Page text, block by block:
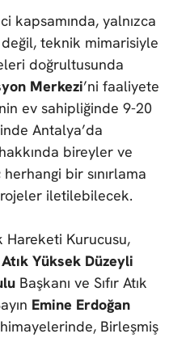
kapsamında, yalnızca
değil, teknik mimarisiyle
doğrultusunda
Merkezi’ni faaliyete
ev sahipliğinde 9-20
Antalya’da
bireyler ve
bir sınırlama
iletilebilecek.
Hareketi Kurucusu,
Yüksek Düzeyli
Başkanı ve Sıfır Atık
Emine Erdoğan
Birleşmiş